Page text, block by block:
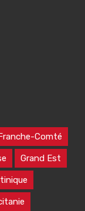
Comté
Grand Est